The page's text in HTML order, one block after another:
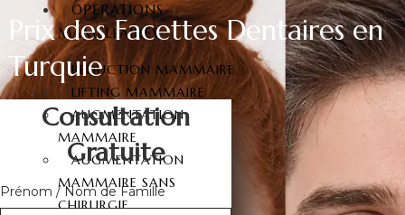
OPERATIONS
MAMELLAIRES
REDUCTION MAMMAIRE
LIFTING MAMMAIRE
AUGMENTATION
MAMMAIRE
AUGMENTATION
MAMMAIRE SANS
CHIRURGIE
Prix des Facettes Dentaires en
Turquie
Consultation
Gratuite
Prénom / Nom de Famille